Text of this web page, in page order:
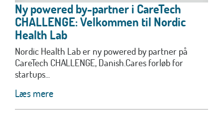
Ny powered by-partner i CareTech
CHALLENGE: Velkommen til Nordic
Health Lab
Nordic Health Lab er ny powered by partner på
CareTech CHALLENGE, Danish.Cares forløb for
startups...
Læs mere